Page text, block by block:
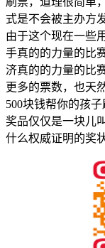
式是不会被主办方
由于这个现在一些
手真的的力量的比
济真的的力量的比
更多的票数，也天
500块钱帮你的孩
奖品仅仅是一块儿
什么权威证明的奖状